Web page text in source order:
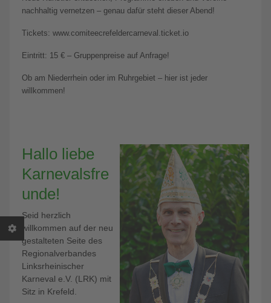
nachhaltig vernetzen – genau dafür steht dieser Abend!
Tickets: www.comiteecrefeldercarneval.ticket.io
Eintritt: 15 € – Gruppenpreise auf Anfrage!
Ob am Niederrhein oder im Ruhrgebiet – hier ist jeder
willkommen!
Hallo liebe
Karnevalsfre
unde!
Seid herzlich
willkommen auf der neu
gestalteten Seite des
Regionalverbandes
Linksrheinischer
Karneval e.V. (LRK) mit
Sitz in Krefeld.